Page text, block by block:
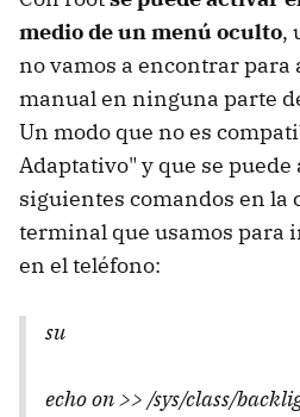
medio de un menú oculto,
no vamos a encontrar para
manual en ninguna parte
Un modo que no es
Adaptativo" y que se
siguientes comandos en la
terminal que usamos para
en el teléfono:
su
echo on >> /sys/class/